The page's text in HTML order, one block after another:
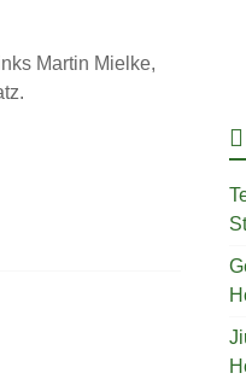
Martin Mielke,